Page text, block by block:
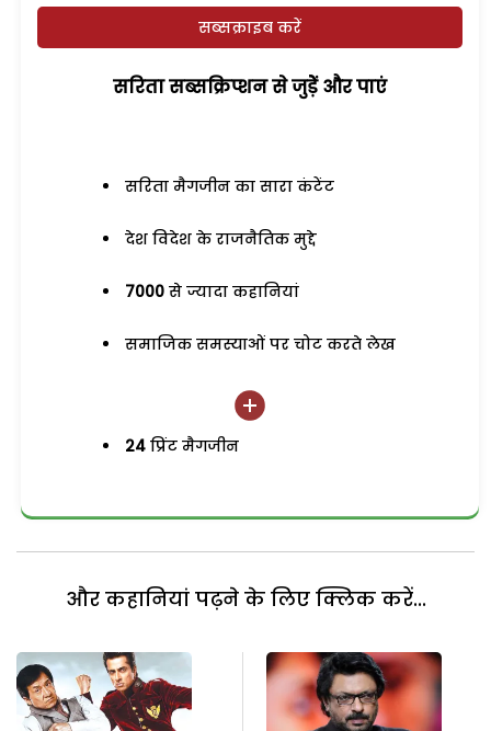
सब्सक्राइब करें
सरिता सब्सक्रिप्शन से जुड़ेें और पाएं
सरिता मैगजीन का सारा कंटेंट
देश विदेश के राजनैतिक मुद्दे
7000 से ज्यादा कहानियां
समाजिक समस्याओं पर चोट करते लेख
24 प्रिंट मैगजीन
और कहानियां पढ़ने के लिए क्लिक करें...